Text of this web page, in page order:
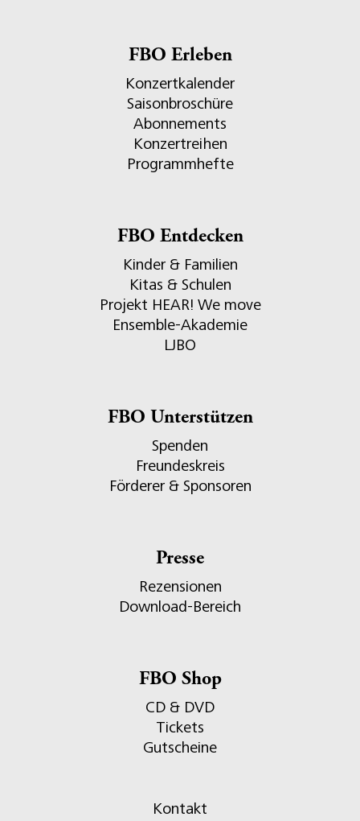
FBO Erleben
Konzertkalender
Saisonbroschüre
Abonnements
Konzertreihen
Programmhefte
FBO Entdecken
Kinder & Familien
Kitas & Schulen
Projekt HEAR! We move
Ensemble-Akademie
LJBO
FBO Unterstützen
Spenden
Freundeskreis
Förderer & Sponsoren
Presse
Rezensionen
Download-Bereich
FBO Shop
CD & DVD
Tickets
Gutscheine
Kontakt